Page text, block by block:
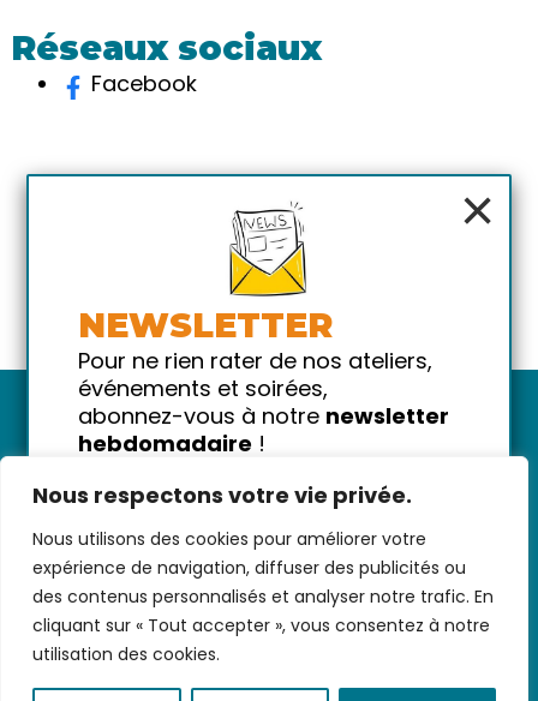
Nous respectons votre vie privée.
Nous utilisons des cookies pour améliorer votre
expérience de navigation, diffuser des publicités ou
des contenus personnalisés et analyser notre trafic. En
cliquant sur « Tout accepter », vous consentez à notre
utilisation des cookies.
Réseaux sociaux
Facebook
Nous contacter-CGV/CGU-Données
personnelles-Infos pratiques- FAQ
×
NEWSLETTER
Pour ne rien rater de nos ateliers,
événements et soirées,
abonnez-vous à notre newsletter
hebdomadaire !
!
Votre email